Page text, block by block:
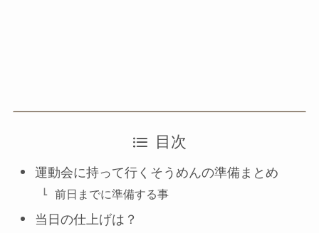
目次
運動会に持って行くそうめんの準備まとめ
前日までに準備する事
当日の仕上げは？